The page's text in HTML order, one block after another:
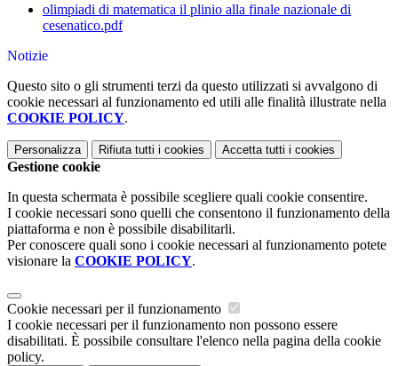
olimpiadi di matematica il plinio alla finale nazionale di
cesenatico.pdf
Notizie
Questo sito o gli strumenti terzi da questo utilizzati si avvalgono di
cookie necessari al funzionamento ed utili alle finalità illustrate nella
COOKIE POLICY.
Personalizza Rifiuta tutti i cookies Accetta tutti i cookies
Gestione cookie
In questa schermata è possibile scegliere quali cookie consentire.
I cookie necessari sono quelli che consentono il funzionamento della
piattaforma e non è possibile disabilitarli.
Per conoscere quali sono i cookie necessari al funzionamento potete
visionare la COOKIE POLICY.
Cookie necessari per il funzionamento
I cookie necessari per il funzionamento non possono essere
disabilitati. È possibile consultare l'elenco nella pagina della cookie
policy.